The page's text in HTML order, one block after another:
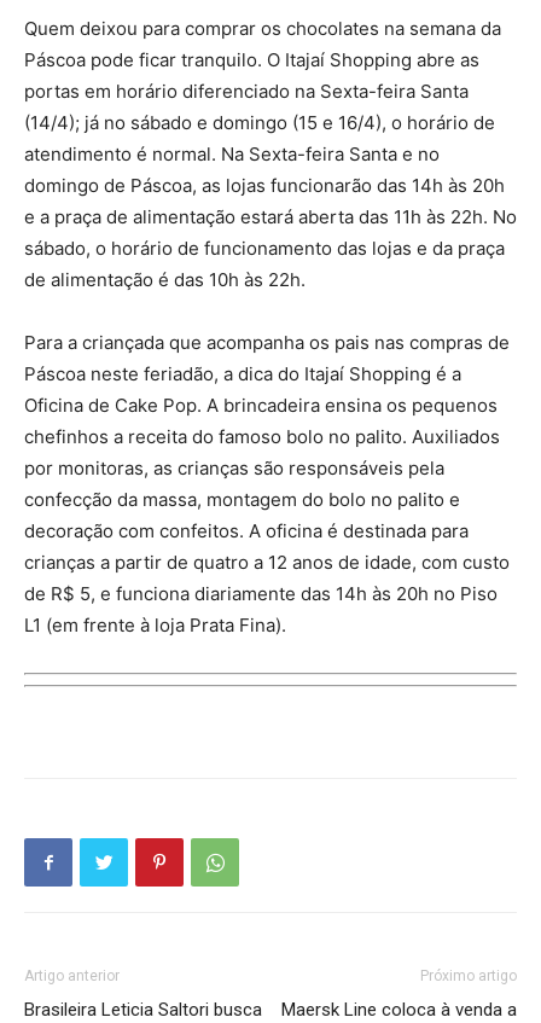
Quem deixou para comprar os chocolates na semana da
Páscoa pode ficar tranquilo. O Itajaí Shopping abre as
portas em horário diferenciado na Sexta-feira Santa
(14/4); já no sábado e domingo (15 e 16/4), o horário de
atendimento é normal. Na Sexta-feira Santa e no
domingo de Páscoa, as lojas funcionarão das 14h às 20h
e a praça de alimentação estará aberta das 11h às 22h. No
sábado, o horário de funcionamento das lojas e da praça
de alimentação é das 10h às 22h.
Para a criançada que acompanha os pais nas compras de
Páscoa neste feriadão, a dica do Itajaí Shopping é a
Oficina de Cake Pop. A brincadeira ensina os pequenos
chefinhos a receita do famoso bolo no palito. Auxiliados
por monitoras, as crianças são responsáveis pela
confecção da massa, montagem do bolo no palito e
decoração com confeitos. A oficina é destinada para
crianças a partir de quatro a 12 anos de idade, com custo
de R$ 5, e funciona diariamente das 14h às 20h no Piso
L1 (em frente à loja Prata Fina).
Artigo anterior
Brasileira Leticia Saltori busca
Próximo artigo
Maersk Line coloca à venda a